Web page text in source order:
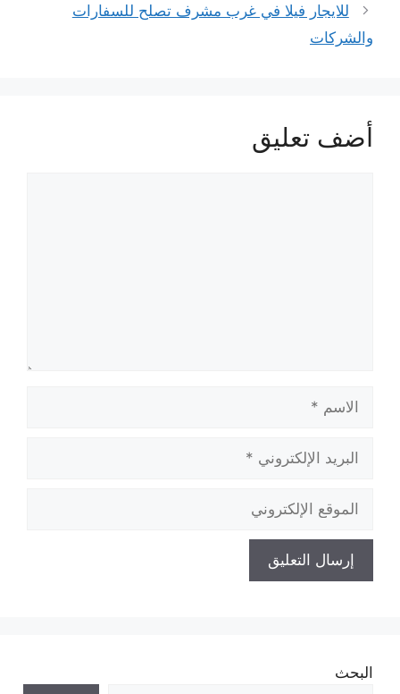
للايجار فيلا في غرب مشرف تصلح للسفارات
والشركات
أضف تعليق
الإلكتروني
الإلكتروني
البحث